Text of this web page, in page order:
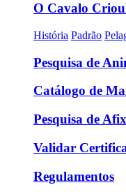
O Cavalo
História Padrão
Pesquisa de
Catálogo de
Pesquisa de
Validar
Regulamentos